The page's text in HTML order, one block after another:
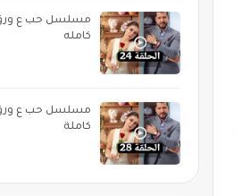
كامله
كاملة